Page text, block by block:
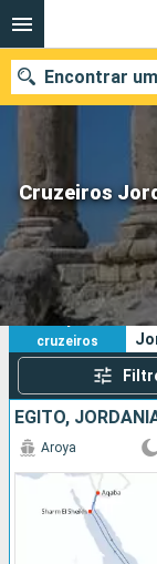
Cruzeiros
Encontrar
Quando ir?
Data de
Cidades
1
cruzeiros
EGITO,
Aroya